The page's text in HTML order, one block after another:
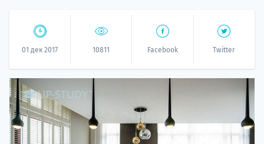
01 дек 2017 10811 Facebook Twitter